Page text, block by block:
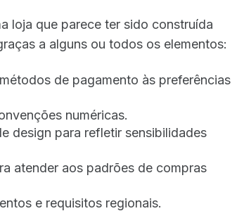
loja que parece ter sido construída
a alguns ou todos os elementos:
de pagamento às preferências
numéricas.
design para refletir sensibilidades
atender aos padrões de compras
e requisitos regionais.